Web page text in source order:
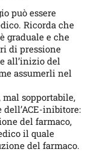
può essere
Ricorda che
graduale e che
di pressione
all’inizio del
assumerli nel
mal sopportabile,
inibitore:
del farmaco,
il quale
del farmaco.